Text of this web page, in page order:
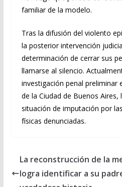
familiar de la modelo.
Tras la difusión del violento
la posterior intervención
determinación de cerrar sus
llamarse al silencio.
investigación penal preliminar
de la Ciudad de Buenos
situación de imputación por
físicas denunciadas.
La reconstrucción de la
logra identificar a su